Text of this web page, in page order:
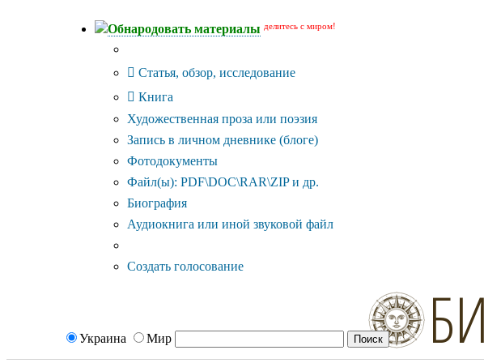
Обнародовать материалы делитесь с миром!
Статья, обзор, исследование
Книга
Художественная проза или поэзия
Запись в личном дневнике (блоге)
Фотодокументы
Файл(ы): PDF\DOC\RAR\ZIP и др.
Биография
Аудиокнига или иной звуковой файл
Создать голосование
Украина Мир